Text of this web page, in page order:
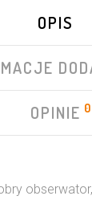
OPIS
OPINIE 0